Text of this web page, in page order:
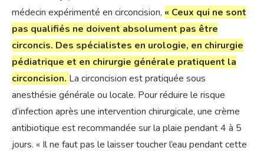
médecin expérimenté en circoncision, « Ceux qui ne sont
pas qualifiés ne doivent absolument pas être
circoncis. Des spécialistes en urologie, en chirurgie
pédiatrique et en chirurgie générale pratiquent la
circoncision. La circoncision est pratiquée sous
anesthésie générale ou locale. Pour réduire le risque
d’infection après une intervention chirurgicale, une crème
antibiotique est recommandée sur la plaie pendant 4 à 5
jours. « Il ne faut pas le laisser toucher l’eau pendant cette